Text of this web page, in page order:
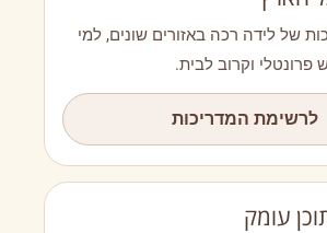
של לידה רכה באזורים שונים, למי
וקרוב לבית.
לרשימת המדריכות
עומק